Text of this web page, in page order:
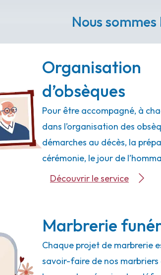
Nous
Organisation
d’obsèques
Pour être accompagné, à
dans l’organisation des
démarches au décès, la
cérémonie, le jour de
Découvrir le service
Marbrerie
Chaque projet de marbrerie
savoir-faire de nos marbriers